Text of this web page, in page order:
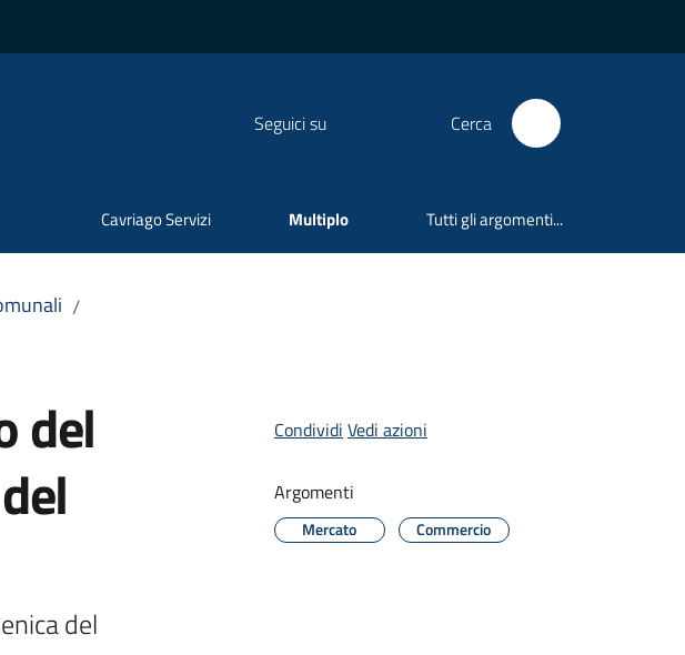
Seguici su Cerca
Cavriago Servizi Multiplo Tutti gli argomenti...
/
del
del
Condividi Vedi azioni
Argomenti
Mercato Commercio